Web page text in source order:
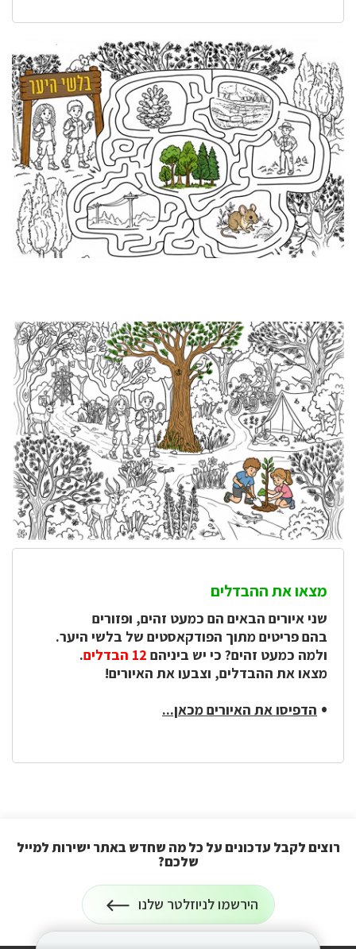
מצאו את ההבדלים
שני איורים הבאים הם כמעט זהים, ופזורים
בהם פריטים מתוך הפודקאסטים של בלשי היער.
ולמה כמעט זהים? כי יש ביניהם 12 הבדלים
.
מצאו את ההבדלים, וצבעו את האיורים!
הדפיסו את האיורים מכאן...
הרשמה
לניוזלטר
רוצים לקבל עדכונים על כל מה שחדש באתר ישירות למייל
שלכם?
הירשמו לניוזלטר שלנו
על
רוצים